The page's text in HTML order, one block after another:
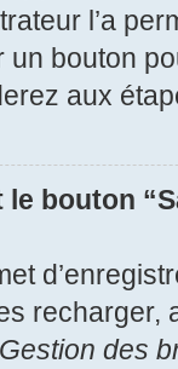
l’a
un bouton
aux
le bouton
recharger,
des